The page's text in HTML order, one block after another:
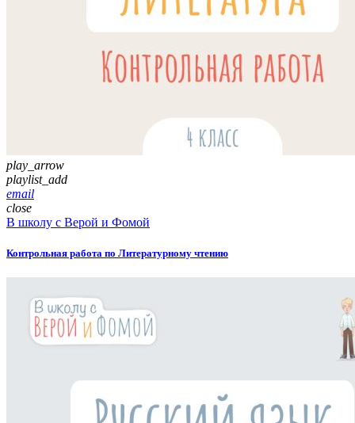
play_arrow
playlist_add
email
close
В школу с Верой и Фомой
Контрольная работа по Литературному чтению